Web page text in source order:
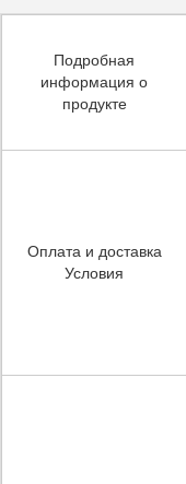
Подробная
информация о
продукте
Оплата и доставка
Условия